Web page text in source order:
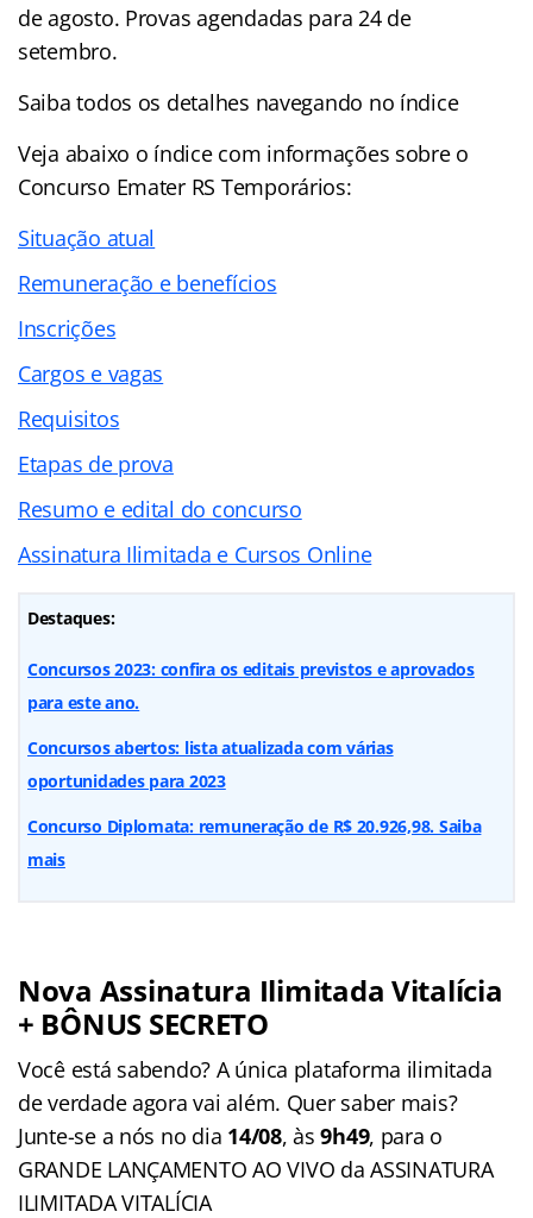
de agosto. Provas agendadas para 24 de
setembro.
Saiba todos os detalhes navegando no índice
Veja abaixo o índicecom informações sobre o
Concurso Emater RS Temporários:
Situação atual
Remuneração e benefícios
Inscrições
Cargos e vagas
Requisitos
Etapas de prova
Resumo e edital do concurso
Assinatura Ilimitada e Cursos Online
Destaques:
Concursos 2023: confira os editais previstos e aprovados
para este ano.
Concursos abertos: lista atualizada com várias
oportunidades para 2023
Concurso Diplomata: remuneração de R$ 20.926,98. Saiba
mais
Nova Assinatura Ilimitada Vitalícia
+ BÔNUS SECRETO
Você está sabendo? A única plataforma ilimitada
de verdade agora vai além. Quer saber mais?
Junte-se a nós no dia 14/08, às9h49, para o
GRANDE LANÇAMENTO AO VIVO da ASSINATURA
ILIMITADA VITALÍCIA